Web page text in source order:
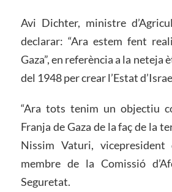
Avi Dichter, ministre
declarar: “Ara estem fent
Gaza”, en referència a la neteja
del 1948 per crear l’Estat
“Ara tots tenim un objectiu
Franja de Gaza de la faç de la
Nissim Vaturi,
membre de la Comissió
Seguretat.